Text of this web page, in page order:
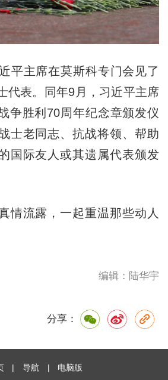
主席在莫斯科专门会见了
代表。同年9月，习近平主席
争胜利70周年纪念章颁发仪
士老同志、抗战将领、帮助
国际友人或其遗属代表颁发
流露，一起重温那些动人
编辑：陆华宇
分享：
| 导航 |
电脑版